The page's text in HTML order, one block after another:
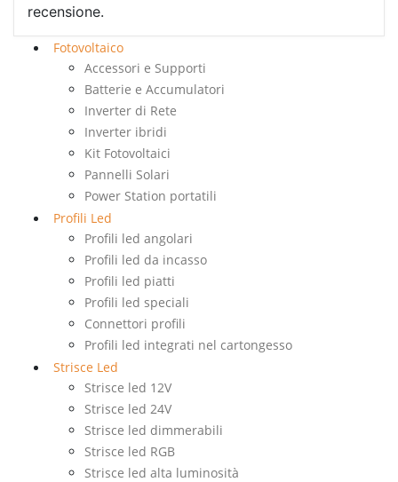
recensione.
Fotovoltaico
Accessori e Supporti
Batterie e Accumulatori
Inverter di Rete
Inverter ibridi
Kit Fotovoltaici
Pannelli Solari
Power Station portatili
Profili Led
Profili led angolari
Profili led da incasso
Profili led piatti
Profili led speciali
Connettori profili
Profili led integrati nel cartongesso
Strisce Led
Strisce led 12V
Strisce led 24V
Strisce led dimmerabili
Strisce led RGB
Strisce led alta luminosità